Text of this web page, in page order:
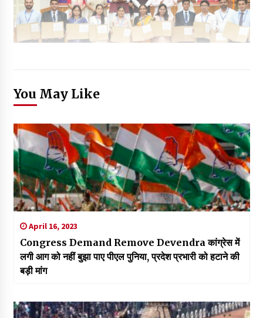
You May Like
April 16, 2023
Congress Demand Remove Devendra कांग्रेस में
लगी आग को नहीं बुझा पाए पीएल पुनिया, प्रदेश प्रभारी को हटाने की
बड़ी मांग